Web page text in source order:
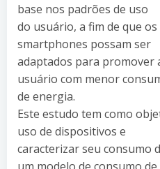
base nos padrões de uso
do usuário, a fim de que
smartphones possam ser
adaptados para promover
usuário com menor
de energia.
Este estudo tem como
uso de dispositivos e
caracterizar seu consumo
um modelo de consumo de